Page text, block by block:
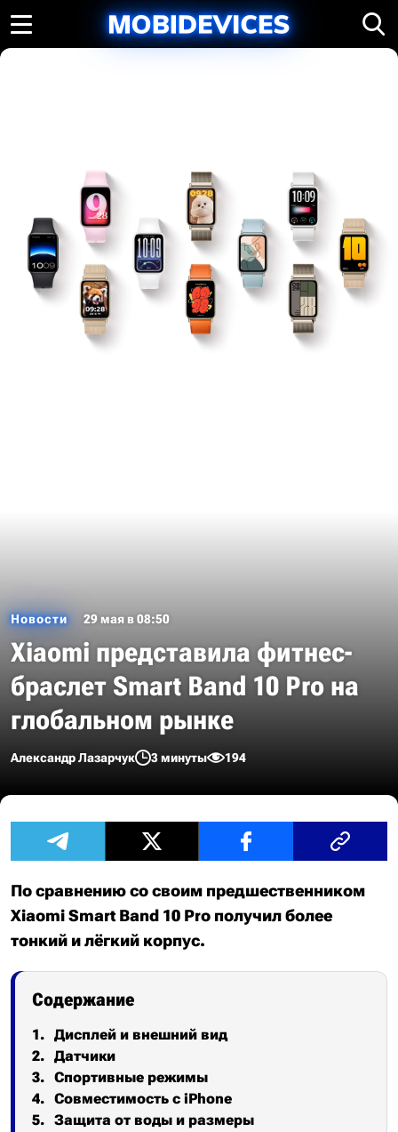
Новости 29 мая в 08:50
Xiaomi представила фитнес-
браслет Smart Band 10 Pro на
глобальном рынке
Александр Лазарчук 3 минуты 194
По сравнению со своим предшественником
Xiaomi Smart Band 10 Pro получил более
тонкий и лёгкий корпус.
Содержание
Дисплей и внешний вид
Датчики
Спортивные режимы
Совместимость с iPhone
Защита от воды и размеры